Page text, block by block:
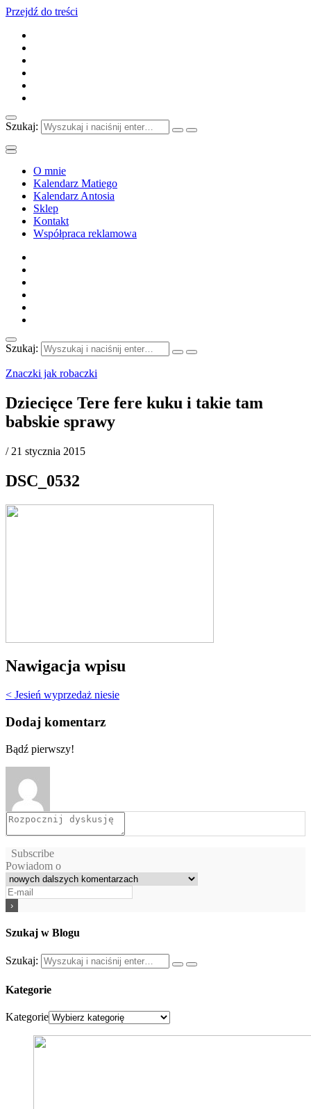
Przejdź do treści
Szukaj:
O mnie
Kalendarz Matiego
Kalendarz Antosia
Sklep
Kontakt
Współpraca reklamowa
Szukaj:
Znaczki jak robaczki
Dziecięce Tere fere kuku i takie tam
babskie sprawy
/ 21 stycznia 2015
DSC_0532
Nawigacja wpisu
< Jesień wyprzedaż niesie
Dodaj komentarz
Bądź pierwszy!
Subscribe
Powiadom o
Szukaj w Blogu
Szukaj:
Kategorie
Kategorie